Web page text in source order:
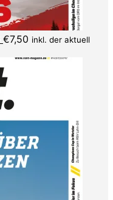
€7,50 inkl. der aktuell